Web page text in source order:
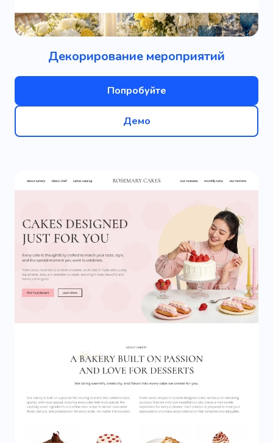
Декорирование мероприятий
Попробуйте
Демо